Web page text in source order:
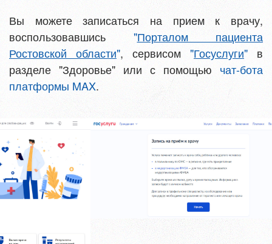
Вы можете записаться на прием к врачу,
воспользовавшись "Порталом пациента
Ростовской области", сервисом "Госуслуги" в
разделе "Здоровье" или с помощью чат-бота
платформы MAX.